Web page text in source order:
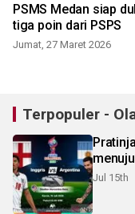
PSMS Medan siap
tiga poin dari PSPS
Jumat, 27 Maret 2026
Terpopuler -
Jul 15th